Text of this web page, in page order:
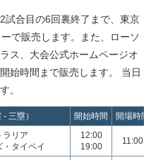
合目の6回裏終了まで、東京
で販売します。また、ローソ
ス、大会公式ホームページオ
始時間まで販売します。 当日
。
三塁） 開始時間 開場時間
ラリア
・タイペイ
12:00
19:00
11:00